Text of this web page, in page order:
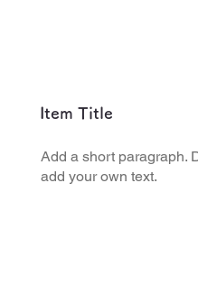
Item Title
Add a short paragraph.
add your own text.